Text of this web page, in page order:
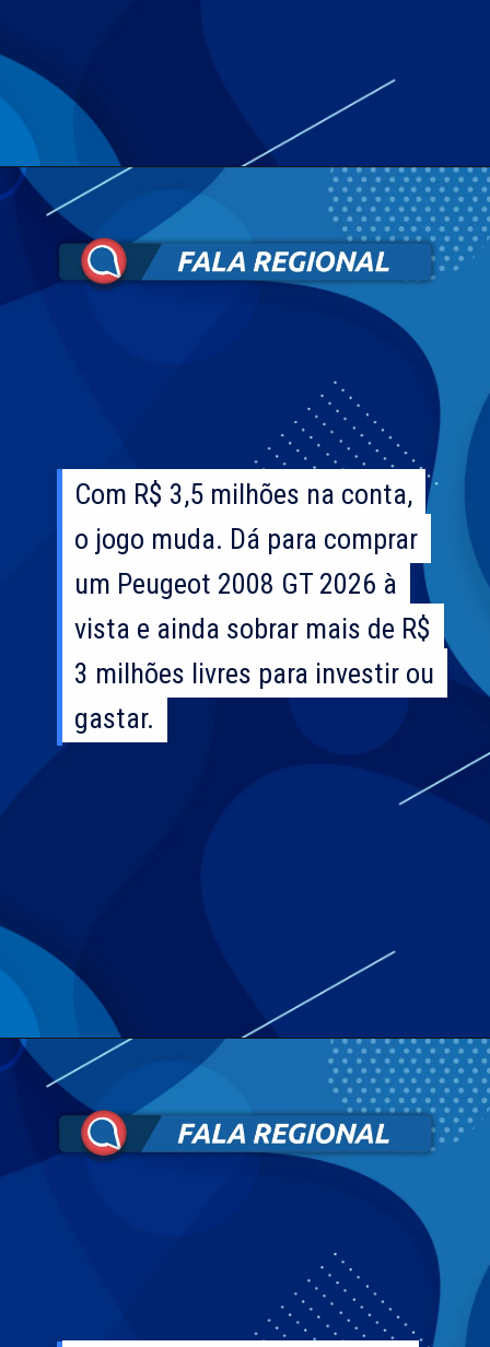
Com R$ 3,5 milhões na conta,
o jogo muda. Dá para comprar
um Peugeot 2008 GT 2026 à
vista e ainda sobrar mais de R$
3 milhões livres para investir ou
gastar.
Com R$ 3,5 milhões na conta,
o jogo muda. Dá para comprar
um Peugeot 2008 GT 2026 à
vista e ainda sobrar mais de R$
3 milhões livres para investir ou
gastar.